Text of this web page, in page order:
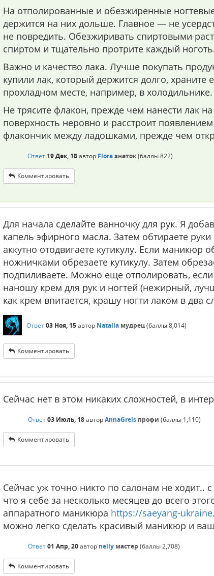
На отполированные и обезжиренные
держится на них дольше. Главное — не
не повредить. Обезжиривать спиртовыми
спиртом и тщательно протрите каждый
Важно и качество лака. Лучше покупать
купили лак, который держится долго, храните
прохладном месте, например, в холодильнике.
Не трясите флакон, прежде чем нанести лак
поверхность неровно и расстроит
флакончик между ладошками, прежде чем
Ответ 19 Дек, 18автор Floraзнаток(баллы822)
Комментировать
Для начала сделайте ванночку для рук. Я
капель эфирного масла. Затем обтираете
аккутно отодвигаете кутикулу. Если маникюр
ножничками обрезаете кутикулу. Затем
подпиливаете. Можно еще отполировать,
наношу крем для рук и ногтей (нежирный,
как крем впитается, крашу ногти лаком в два
Ответ03 Ноя, 15автор Natalia мудрец(баллы8,014)
Комментировать
Сейчас нет в этом никаких сложностей, в
Ответ03 Июль, 18авторAnnaGreis профи (баллы 1,110)
Комментировать
Сейчас уж точно никто по салонам не ходит..
что я себе за несколько месяцев до всего
аппаратного маникюра https://saeyang-
можно легко сделать красивый маникюр и
Ответ01 Апр, 20автор nelly мастер (баллы2,708)
Комментировать